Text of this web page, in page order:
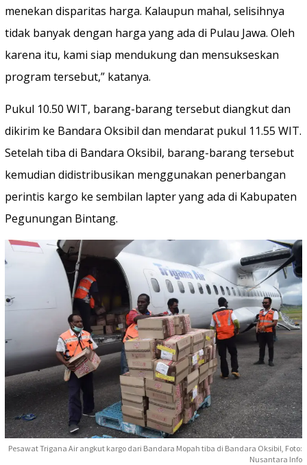
menekan disparitas harga. Kalaupun mahal, selisihnya
tidak banyak dengan harga yang ada di Pulau Jawa. Oleh
karena itu, kami siap mendukung dan mensukseskan
program tersebut,” katanya.
Pukul 10.50 WIT, barang-barang tersebut diangkut dan
dikirim ke Bandara Oksibil dan mendarat pukul 11.55 WIT.
Setelah tiba di Bandara Oksibil, barang-barang tersebut
kemudian didistribusikan menggunakan penerbangan
perintis kargo ke sembilan lapter yang ada di Kabupaten
Pegunungan Bintang.
Pesawat Trigana Air angkut kargo dari Bandara Mopah tiba di Bandara Oksibil, Foto:
Nusantara Info